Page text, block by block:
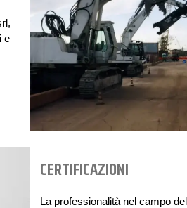
e
CERTIFICAZIONI
La professionalità nel campo